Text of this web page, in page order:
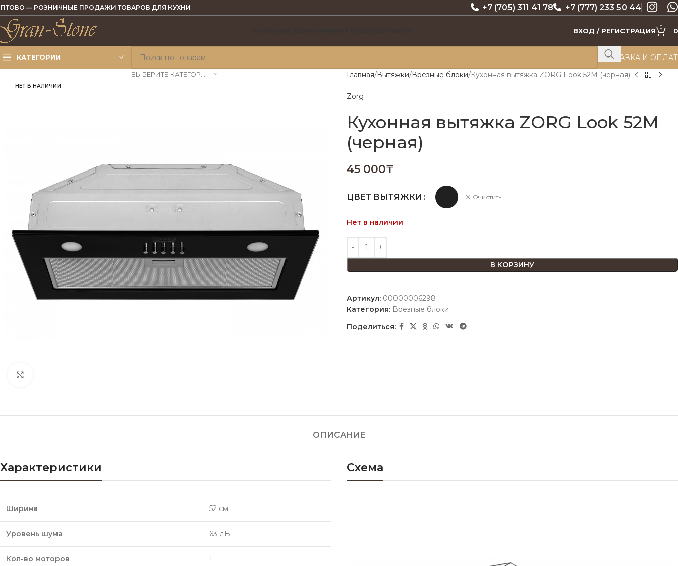
— РОЗНИЧНЫЕ ПРОДАЖИ ТОВАРОВ ДЛЯ КУХНИ +7 (705) 311 41 78 +7 (777) 233 50 44
ВХОД / РЕГИСТРАЦИЯ 0 0
КАТЕГОРИИ ДОСТАВКА И
НЕТ В НАЛИЧИИ
Главная Вытяжки Врезные блоки Кухонная вытяжка ZORG Look 52M (черная)
Zorg
Кухонная вытяжка ZORG Look 52M
(черная)
45 000₸
ЦВЕТ ВЫТЯЖКИ Очистить
Нет в наличии
В КОРЗИНУ
Артикул: 00000006298
Категория: Врезные блоки
Поделиться:
ОПИСАНИЕ
Характеристики
Ширина 52 см
Уровень шума 63 дБ
Кол-во моторов 1
Схема